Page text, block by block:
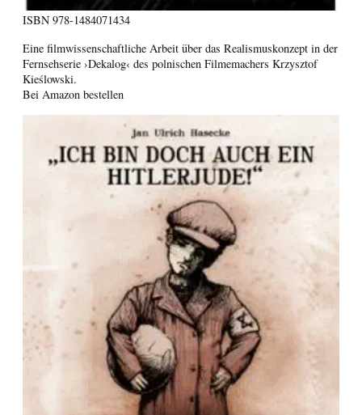
ISBN 978-1484071434
Eine filmwissenschaftliche Arbeit über das Realismuskonzept in der
Fernsehserie ›Dekalog‹ des polnischen Filmemachers Krzysztof
Kieślowski.
Bei Amazon bestellen